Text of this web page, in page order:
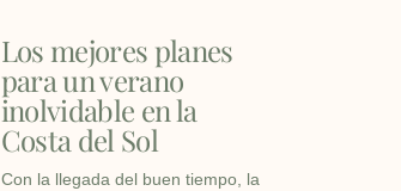
Los mejores planes
para un verano
inolvidable en la
Costa del Sol
Con la llegada del buen tiempo, la